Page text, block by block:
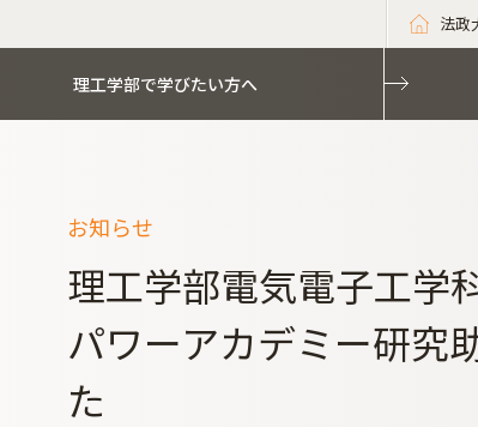
法政
理工学部で学びたい方へ
お知らせ
理工学部電気電子工学
パワーアカデミー研究
た